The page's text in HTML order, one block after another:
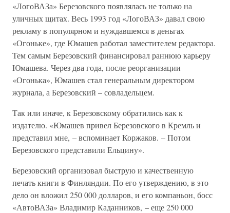
«ЛогоВАЗа» Березовского появлялась не только на
уличных щитах. Весь 1993 год «ЛогоВАЗ» давал свою
рекламу в популярном и нуждавшемся в деньгах
«Огоньке», где Юмашев работал заместителем редактора.
Тем самым Березовский финансировал раннюю карьеру
Юмашева. Через два года, после реорганизации
«Огонька», Юмашев стал генеральным директором
журнала, а Березовский – совладельцем.
Так или иначе, к Березовскому обратились как к
издателю. «Юмашев привел Березовского в Кремль и
представил мне, – вспоминает Коржаков. – Потом
Березовского представили Ельцину».
Березовский организовал быструю и качественную
печать книги в Финляндии. По его утверждению, в это
дело он вложил 250 000 долларов, и его компаньон, босс
«АвтоВАЗа» Владимир Каданников, – еще 250 000